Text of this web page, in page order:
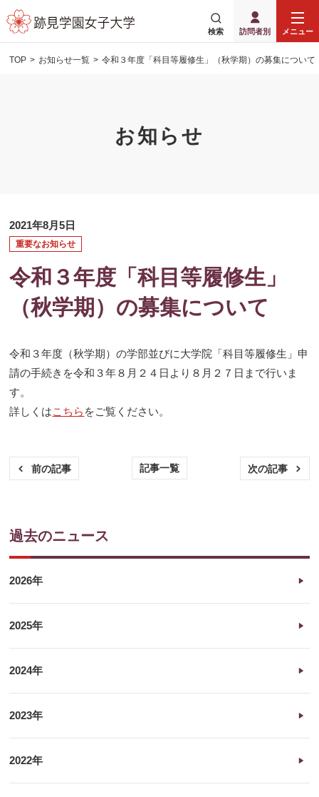
検索 訪問者別 メニュー
TOP お知らせ一覧 令和３年度「科目等履修生」（秋学期）の募集について
お知らせ
2021年8月5日
重要なお知らせ
令和３年度「科目等履修生」
（秋学期）の募集について
令和３年度（秋学期）の学部並びに大学院「科目等履修生」申
請の手続きを令和３年８月２４日より８月２７日まで行いま
す。
詳しくはこちら をご覧ください。
前の記事 記事一覧 次の記事
過去のニュース
2026年
2025年
2024年
2023年
2022年